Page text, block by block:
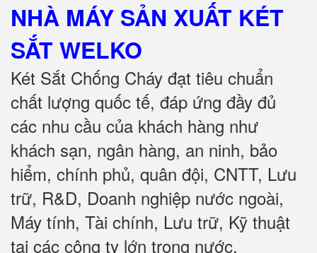
NHÀ MÁY SẢN XUẤT KÉT
SẮTWELKO
Két Sắt Chống Cháy đạt tiêu chuẩn
chất lượng quốc tế, đáp ứng đầy đủ
các nhu cầu của khách hàng như
khách sạn, ngân hàng, an ninh, bảo
hiểm, chính phủ, quân đội, CNTT, Lưu
trữ, R&D, Doanh nghiệp nước ngoài,
Máy tính, Tài chính, Lưu trữ, Kỹ thuật
tại các công ty lớn trong nước.